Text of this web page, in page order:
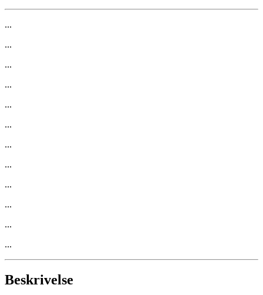
...
...
...
...
...
...
...
...
...
...
...
...
Beskrivelse